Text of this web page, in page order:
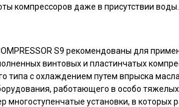
компрессоров даже в присутствии воды.
S9 рекомендованы для
винтовых и пластинчатых
типа с охлаждением путем впрыска масла.
работающего в особо
многоступенчатые установки, в которых